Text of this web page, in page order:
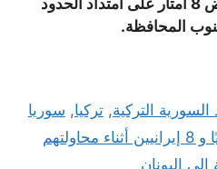
لإنشاء طريق إسفلتي بعرض 8 أمتار على امتداد الحدود
المحافظة.
السورية التركية,تركيا, سوريا
تركيا: توقيف 37 سوريًا و 8 إيرانيين أثناء محاولتهم
اليونان